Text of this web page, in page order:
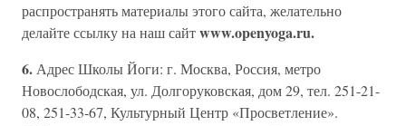
распространять материалы этого сайта, желательно
делайте ссылку на наш сайтwww.openyoga.ru.
6. Адрес Школы Йоги: г. Москва, Россия, метро
Новослободская, ул. Долгоруковская, дом 29, тел. 251-21-
08, 251-33-67, Культурный Центр «Просветление».